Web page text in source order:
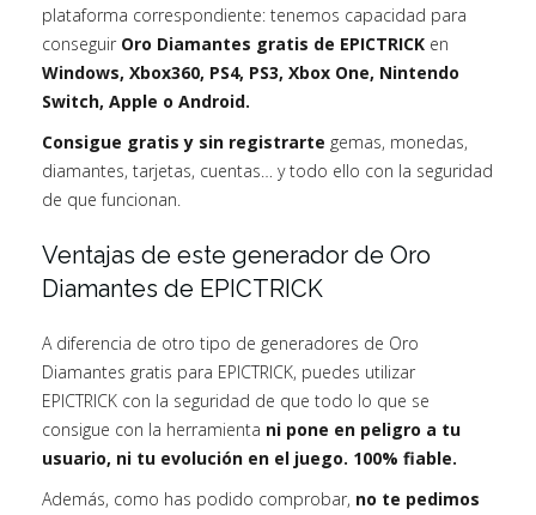
plataforma correspondiente: tenemos capacidad para
conseguir Oro Diamantes gratis de EPICTRICK en
Windows, Xbox360, PS4, PS3, Xbox One, Nintendo
Switch, Apple o Android.
Consigue gratis y sin registrarte gemas, monedas,
diamantes, tarjetas, cuentas… y todo ello con la seguridad
de que funcionan.
Ventajas de este generador de Oro
Diamantes de EPICTRICK
A diferencia de otro tipo de generadores de Oro
Diamantes gratis para EPICTRICK, puedes utilizar
EPICTRICK con la seguridad de que todo lo que se
consigue con la herramienta ni pone en peligro a tu
usuario, ni tu evolución en el juego. 100% fiable.
Además, como has podido comprobar, no te pedimos